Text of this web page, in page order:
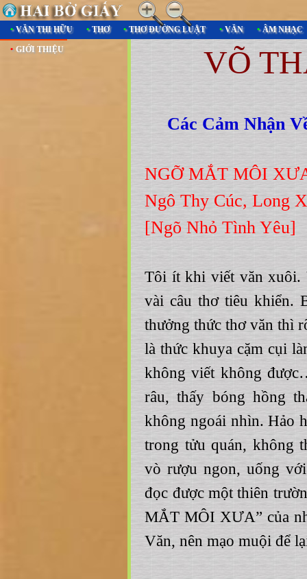
• VĂN THI HỮU • THƠ • THƠ ĐƯỜNG LUẬT • VĂN • ÂM NHẠC
• GIỚI THIỆU VÕ
Các Cảm Nhận
NGỠ MẮT MÔI
Ngô Thy Cúc, Long
[Ngõ Nhỏ Tình Yêu]
Tôi ít khi viết văn xuôi.
vài câu thơ tiêu khiển.
thưởng thức thơ văn thì
là thức khuya cặm cụi
không viết không
râu, thấy bóng hồng
không ngoái nhìn. Hảo
trong tửu quán, không
vò rượu ngon, uống
đọc được một thiên
MẮT MÔI XƯA” của
Văn, nên mạo muội để